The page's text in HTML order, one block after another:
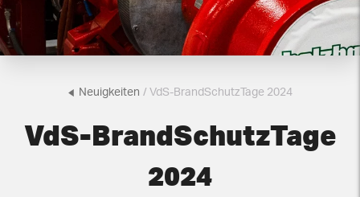
Neuigkeiten / VdS-BrandSchutzTage 2024
VdS-BrandSchutzTage
2024